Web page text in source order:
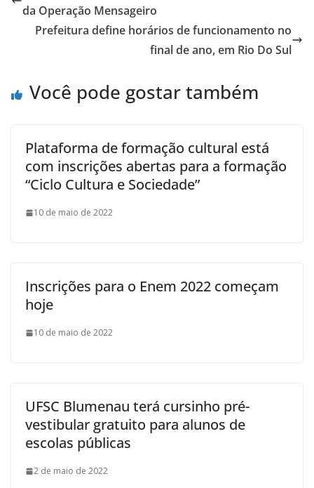
da Operação Mensageiro
Prefeitura define horários de funcionamento no
final de ano, em Rio Do Sul
Você pode gostar também
Plataforma de formação cultural está
com inscrições abertas para a formação
“Ciclo Cultura e Sociedade”
10 de maio de 2022
Inscrições para o Enem 2022 começam
hoje
10 de maio de 2022
UFSC Blumenau terá cursinho pré-
vestibular gratuito para alunos de
escolas públicas
2 de maio de 2022